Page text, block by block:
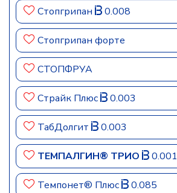
Стопгрипан 0.008
Стопгрипан форте
СТОПФРУА
Страйк Плюс 0.003
ТабДолгит 0.003
ТЕМПАЛГИН® ТРИО 0.001
Темпонет® Плюс 0.085